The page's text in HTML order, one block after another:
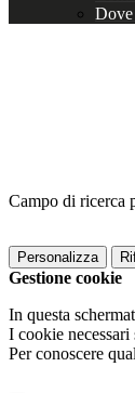
Campo di ricerca
Personalizza
Gestione cookie
In questa
I cookie
Per conoscere